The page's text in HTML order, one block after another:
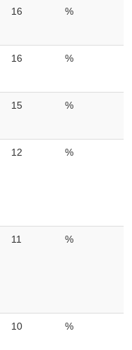
16 %
16 %
15 %
12 %
11 %
10 %